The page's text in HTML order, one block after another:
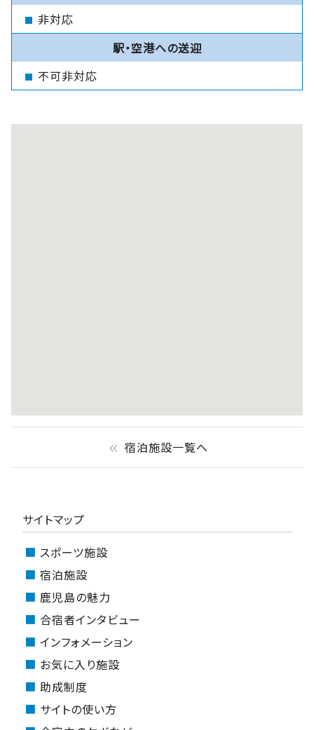
非対応
駅・空港への送迎
不可非対応
keyboard_double_arrow_left 宿泊施設一覧へ
サイトマップ
スポーツ施設
宿泊施設
鹿児島の魅力
合宿者インタビュー
インフォメーション
お気に入り施設
助成制度
サイトの使い方